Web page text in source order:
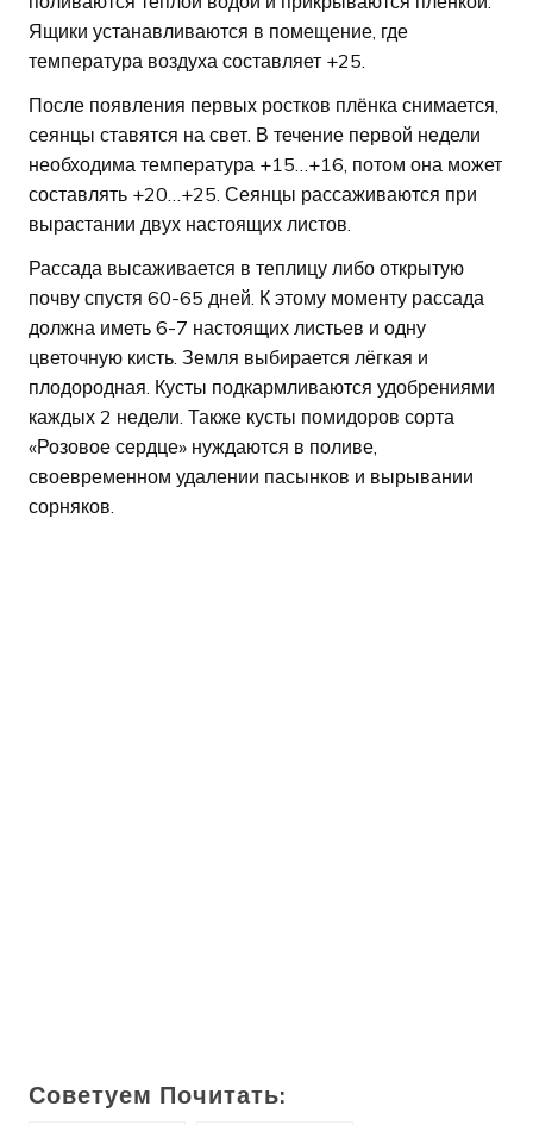
Ящики устанавливаются в помещение, где
температура воздуха составляет +25.
После появления первых ростков плёнка снимается,
сеянцы ставятся на свет. В течение первой недели
необходима температура +15…+16, потом она может
составлять +20…+25. Сеянцы рассаживаются при
вырастании двух настоящих листов.
Рассада высаживается в теплицу либо открытую
почву спустя 60-65 дней. К этому моменту рассада
должна иметь 6-7 настоящих листьев и одну
цветочную кисть. Земля выбирается лёгкая и
плодородная. Кусты подкармливаются удобрениями
каждых 2 недели. Также кусты помидоров сорта
«Розовое сердце» нуждаются в поливе,
своевременном удалении пасынков и вырывании
сорняков.
Советуем Почитать: